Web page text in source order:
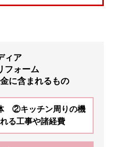
ィア
フォーム
に含まれるもの
②キッチン周りの機
る工事や諸経費